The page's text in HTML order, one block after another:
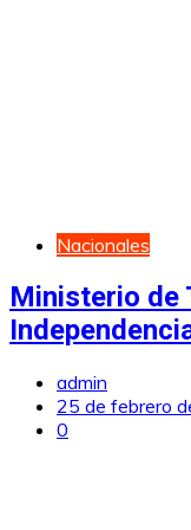
Nacionales
Ministerio de
admin
25 de febrero
0